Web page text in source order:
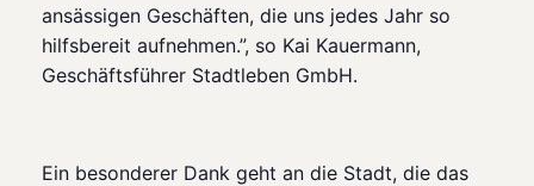
ansässigen Geschäften, die uns jedes Jahr so
hilfsbereit aufnehmen.”, so Kai Kauermann,
Geschäftsführer Stadtleben GmbH.
Ein besonderer Dank geht an die Stadt, die das